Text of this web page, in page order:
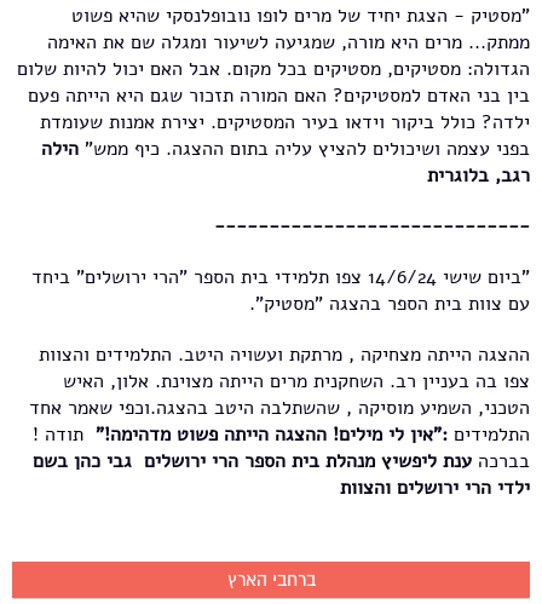
"מסטיק - הצגת יחיד של מרים לופו נובופלנסקי שהיא פשוט
ממתק... מרים היא מורה, שמגיעה לשיעור ומגלה שם את האימה
הגדולה: מסטיקים, מסטיקים בכל מקום. אבל האם יכול להיות שלום
בין בני האדם למסטיקים? האם המורה תזכור שגם היא הייתה פעם
ילדה? כולל ביקור וידאו בעיר המסטיקים. יצירת אמנות שעומדת
בפני עצמה ושיכולים להציץ עליה בתום ההצגה. כיף ממש" הילה
רגב, בלוגרית
-----------------------------
"ביום שישי 14/6/24 צפו תלמידי בית הספר "הרי ירושלים" ביחד
עם צוות בית הספר בהצגה "מסטיק".
ההצגה הייתה מצחיקה , מרתקת ועשויה היטב. התלמידים והצוות
צפו בה בעניין רב. השחקנית מרים הייתה מצוינת. אלון, האיש
הטכני, השמיע מוסיקה , שהשתלבה היטב בהצגה.וכפי שאמר אחד
התלמידים :"אין לי מילים! ההצגה הייתה פשוט מדהימה!" תודה !
בברכה ענת ליפשיץ מנהלת בית הספר הרי ירושלים גבי כהן בשם
ילדי הרי ירושלים והצוות
ברחבי הארץ